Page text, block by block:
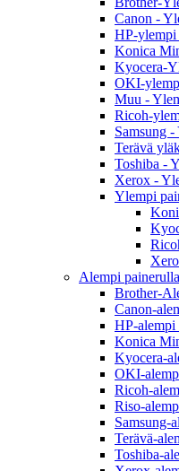
Canon -
HP-
Konica
Kyocera-
OKI-
Muu -
Ricoh-
Samsung
Terävä
Toshiba -
Xerox -
Ylempi
Alempi painerulla
Brother-
Canon-
HP-alempi
Konica
Kyocera-
OKI-
Ricoh-
Riso-
Samsung-
Terävä-
Toshiba-